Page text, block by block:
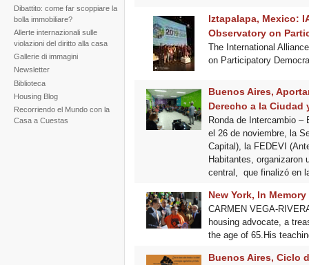
Dibattito: come far scoppiare la
bolla immobiliare?
Allerte internazionali sulle
violazioni del diritto alla casa
Gallerie di immagini
Newsletter
Biblioteca
Housing Blog
Recorriendo el Mundo con la
Casa a Cuestas
Iztapalapa, Mexico:
Observatory on
The International
on Participatory
Buenos Aires,
Derecho a la
Ronda de Intercambio –
el 26 de noviembre, la
Capital), la FEDEVI
Habitantes, organizaron
central, que finalizó en
New York, In
CARMEN VEGA-
housing advocate, a
the age of 65.His
Buenos Aires, Ciclo